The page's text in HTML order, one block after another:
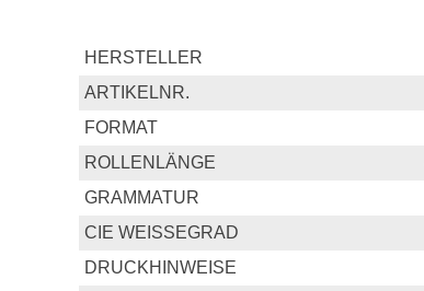
HERSTELLER
ARTIKELNR.
FORMAT
ROLLENLÄNGE
GRAMMATUR
CIE WEISSEGRAD
DRUCKHINWEISE